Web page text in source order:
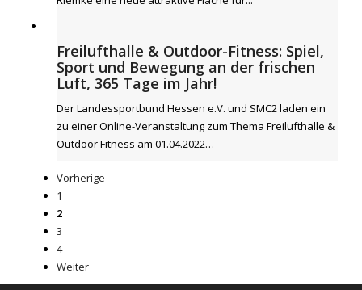
Freilufthalle & Outdoor-Fitness: Spiel,
Sport und Bewegung an der frischen
Luft, 365 Tage im Jahr!
Der Landessportbund Hessen e.V. und SMC2 laden ein
zu einer Online-Veranstaltung zum Thema Freilufthalle &
Outdoor Fitness am 01.04.2022…
Vorherige
1
2
3
4
Weiter